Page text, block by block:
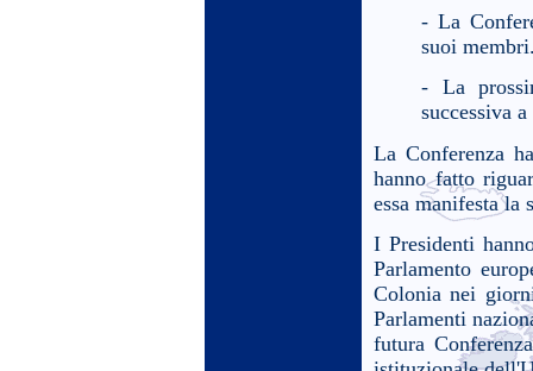
- La
suoi
- La
successiva
La Conferenza
hanno fatto
essa manifesta la
I Presidenti
Parlamento
Colonia nei
Parlamenti
futura